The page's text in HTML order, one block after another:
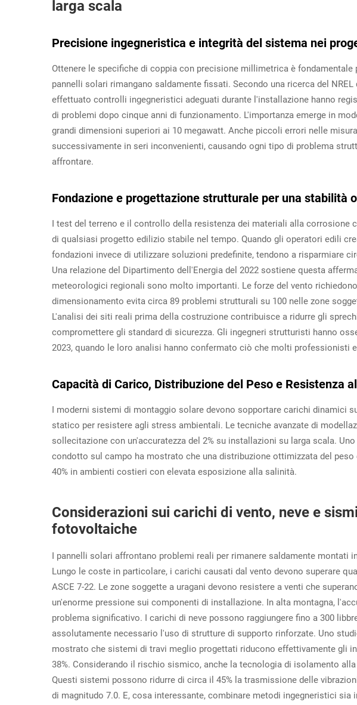
larga scala
Precisione ingegneristica e integrità del sistema nei
Ottenere le specifiche di coppia con precisione millimetrica è fondamentale
pannelli solari rimangano saldamente fissati. Secondo una ricerca del
effettuato controlli ingegneristici adeguati durante l'installazione hanno
di problemi dopo cinque anni di funzionamento. L'importanza emerge in
grandi dimensioni superiori ai 10 megawatt. Anche piccoli errori nelle
successivamente in seri inconvenienti, causando ogni tipo di problema
affrontare.
Fondazione e progettazione strutturale per una stabilità
I test del terreno e il controllo della resistenza dei materiali alla corrosione
di qualsiasi progetto edilizio stabile nel tempo. Quando gli operatori edili
fondazioni invece di utilizzare soluzioni predefinite, tendono a risparmiare
Una relazione del Dipartimento dell'Energia del 2022 sostiene questa
meteorologici regionali sono molto importanti. Le forze del vento
dimensionamento evita circa 89 problemi strutturali su 100 nelle zone
L'analisi dei siti reali prima della costruzione contribuisce a ridurre gli
compromettere gli standard di sicurezza. Gli ingegneri strutturisti hanno
2023, quando le loro analisi hanno confermato ciò che molti professionisti
Capacità di Carico, Distribuzione del Peso e Resistenza
I moderni sistemi di montaggio solare devono sopportare carichi dinamici
statico per resistere agli stress ambientali. Le tecniche avanzate di
sollecitazione con un'accuratezza del 2% su installazioni su larga scala.
condotto sul campo ha mostrato che una distribuzione ottimizzata del peso
40% in ambienti costieri con elevata esposizione alla salinità.
Considerazioni sui carichi di vento, neve e
fotovoltaiche
I pannelli solari affrontano problemi reali per rimanere saldamente montati
Lungo le coste in particolare, i carichi causati dal vento devono superare
ASCE 7-22. Le zone soggette a uragani devono resistere a venti che
un'enorme pressione sui componenti di installazione. In alta montagna,
problema significativo. I carichi di neve possono raggiungere fino a 300
assolutamente necessario l'uso di strutture di supporto rinforzate. Uno
mostrato che sistemi di travi meglio progettati riducono effettivamente gli
38%. Considerando il rischio sismico, anche la tecnologia di isolamento
Questi sistemi possono ridurre di circa il 45% la trasmissione delle
di magnitudo 7.0. E, cosa interessante, combinare metodi ingegneristici